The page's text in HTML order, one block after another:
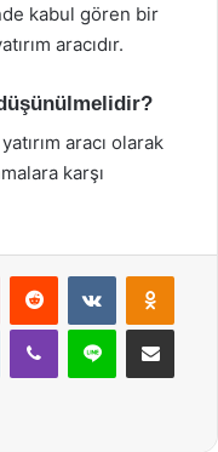
kabul gören bir
aracıdır.
aracı olarak
karşı
PinterestReddit VKontakte
TelegramViber Line E-Posta ile